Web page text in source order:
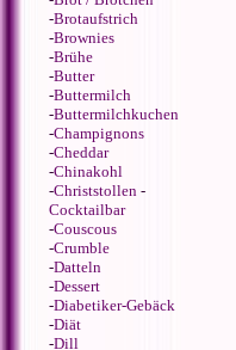
-Brotaufstrich
-Brownies
-Brühe
-Butter
-Buttermilch
-Buttermilchkuchen
-Champignons
-Cheddar
-Chinakohl
-Christstollen -
Cocktailbar
-Couscous
-Crumble
-Datteln
-Dessert
-Diabetiker-Gebäck
-Diät
-Dill